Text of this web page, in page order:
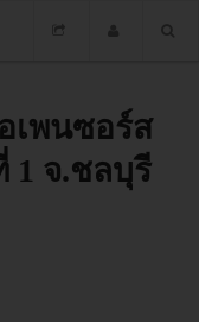
เพนซอร์ส
1 จ.ชลบุรี